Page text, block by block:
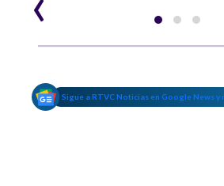
Sigue a RTVC Noticias en Google News